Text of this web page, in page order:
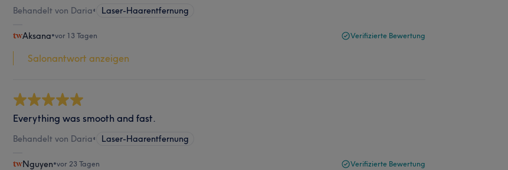
Behandelt von Daria• Laser-Haarentfernung
Aksana•vor 13 Tagen Verifizierte Bewertung
Salonantwort anzeigen
Everything was smooth and fast.
Behandelt von Daria• Laser-Haarentfernung
Nguyen•vor 23 Tagen Verifizierte Bewertung